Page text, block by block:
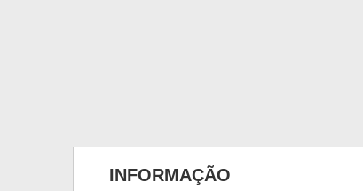
INFORMAÇÃO